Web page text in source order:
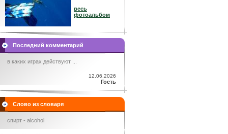
весь
фотоальбом
Последний комментарий
в каких играх действуют ...
12.06.2026
Гость
Слово из словаря
спирт - alcohol